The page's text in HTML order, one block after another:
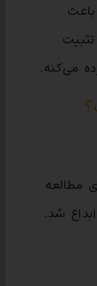
می‌کنه.
مطالعه
شد.